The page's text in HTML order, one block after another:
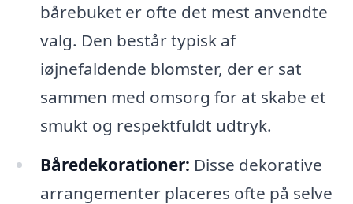
bårebuket er ofte det mest anvendte
valg. Den består typisk af
iøjnefaldende blomster, der er sat
sammen med omsorg for at skabe et
smukt og respektfuldt udtryk.
Båredekorationer: Disse dekorative
arrangementer placeres ofte på selve